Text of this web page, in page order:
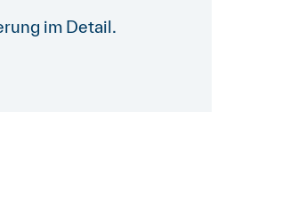
im Detail.